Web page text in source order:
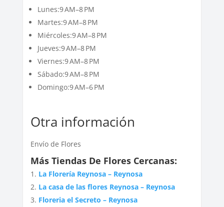
Lunes:9 AM–8 PM
Martes:9 AM–8 PM
Miércoles:9 AM–8 PM
Jueves:9 AM–8 PM
Viernes:9 AM–8 PM
Sábado:9 AM–8 PM
Domingo:9 AM–6 PM
Otra información
Envío de Flores
Más Tiendas De Flores Cercanas:
La Florería Reynosa – Reynosa
La casa de las flores Reynosa – Reynosa
Floreria el Secreto – Reynosa